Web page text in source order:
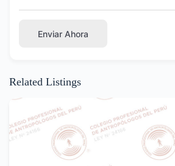
Enviar Ahora
Related Listings